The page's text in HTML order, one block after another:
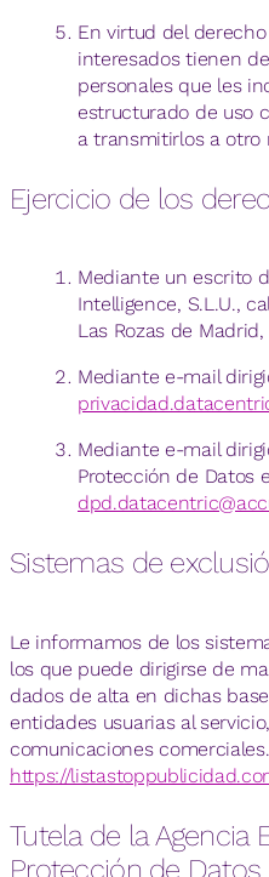
En virtud del
interesados tienen
personales que les
estructurado de uso
a transmitirlos a otro
Ejercicio de los
Mediante un escrito
Intelligence, S.L.U.,
Las Rozas de
Mediante e-mail
Mediante e-mail
Protección de Datos
Sistemas de
Le informamos de los
los que puede dirigirse de
dados de alta en dichas
entidades usuarias al
comunicaciones
https://
Tutela de la Agencia
Protección de Datos